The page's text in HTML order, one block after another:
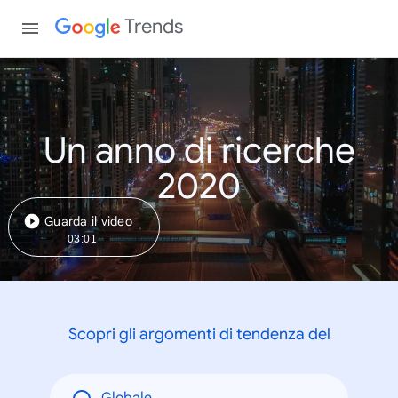
Trends
Un anno di ricerche
2020
Guarda il video
03:01
Scopri gli argomenti di tendenza del